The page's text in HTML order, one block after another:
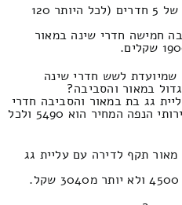
מה מחיר שינוע של תכולת דירה של 5 חדרים (לכל היותר 120
חמישה חדרי שינה במאור
שמיועדת לשש חדרי שינה
במאור והסביבה?
גג בת במאור והסביבה חדרי
שינה X6 ולכל היותר בשילוב שירותי הנפה המחיר הוא 5490 ולכל
תקף לדירה עם עליית גג